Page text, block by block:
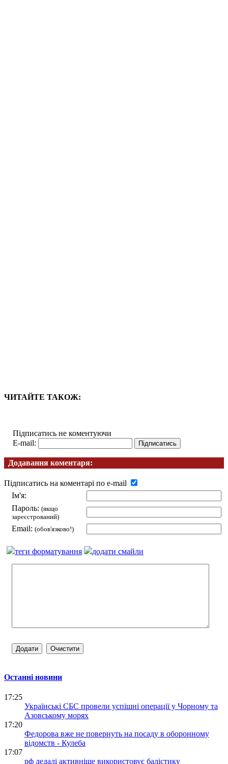
ЧИТАЙТЕ ТАКОЖ:
Підписатись не коментуючи
E-mail:
Додавання коментаря:
Підписатись на коментарі по e-mail
Ім'я:
Пароль: (якщо
зареєстрований)
Email: (обов'язково!)
теги форматування додати смайли
Останні новини
17:25
Українські СБС провели успішні операції у Чорному та
Азовському морях
17:20
Федорова вже не повернуть на посаду в оборонному
відомств - Кулеба
17:07
рф дедалі активніше використовує балістику